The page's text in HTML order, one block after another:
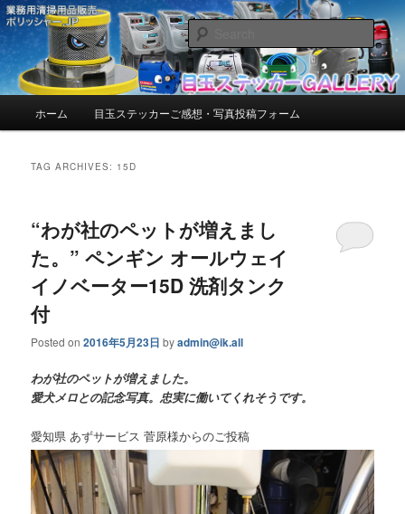
目玉ステッカーGALLERY【ポリッシ
ャー.JP™】 | お客様からいただいた
お客様からいただいたご感想・写真を紹介しています。
Skip
content
Skip
content
ホーム 目玉ステッカーご感想・写真投稿フォーム
TAG ARCHIVES: 15D
“わが社のペットが増えまし
た。” ペンギン オールウェイ
イノベーター15D 洗剤タンク
付
Posted on2016年5月23日 byadmin@ik.all
わが社のペットが増えました。
愛犬メロとの記念写真。忠実に働いてくれそうです。
愛知県 あずサービス 菅原様からのご投稿